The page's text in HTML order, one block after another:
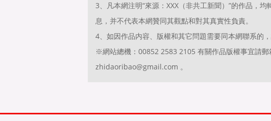
3、凡本網注明“來源：XXX（非共工新聞）”的作品，
息，并不代表本網贊同其觀點和對其真實性負責。
4、如因作品内容、版權和其它問題需要同本網聯系的，
※網站總機：00852 2583 2105 有關作品版權事宜請郵
zhidaoribao@gmail.com 。